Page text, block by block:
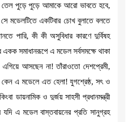
তেল পুড়ে পুড়ে আমাকে আরো ভাবতে হবে,
মডেলটিতে একটিবার চোখ বুলাতে বলতে
পারি, কী কী অসুবিধার কারণে দুর্বিষহ
সমাধানরূপে এ মডেল সর্বসমক্ষে থাকা
এগিয়ে আসছেন না! তাঁরাওতো দেশপ্রেমী,
কেন এ মডেলে এত হেলা! যুগশ্রেষ্ঠ, সৎ ও
ডায়নামিক ও দুর্জয় সাহসী প্রধানমন্ত্রী
যদি এ মডেল বাস্তবায়নের প্রতি সানুগ্রহ